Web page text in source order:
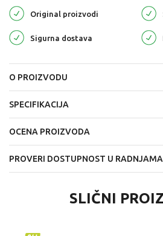
Original proizvodi
Sigurna dostava
O PROIZVODU
SPECIFIKACIJA
OCENA PROIZVODA
PROVERI DOSTUPNOST U RADNJAMA
SLIČNI